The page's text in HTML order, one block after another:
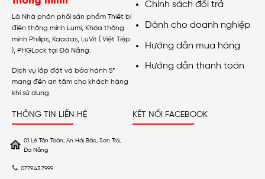
Là Nhà phân phối sản phẩm Thiết bị
điện thông minh Lumi, Khóa thông
minh Philips, Kaadas, LuVit ( Việt Tiệp
), PHGLock tại Đà Nẵng.
Dịch vụ lắp đặt và bảo hành 5*
mang đến an tâm cho khách hàng
khi sử dụng.
Chính sách đổi trả
Dành cho doanh nghiệp
Hướng dẫn mua hàng
Hướng dẫn thanh toán
THÔNG TIN LIÊN HỆ
01 Lê Tấn Toán, An Hải Bắc, Sơn Trà,
Đà Nẵng
0779.43.7999
KẾT NỐI FACEBOOK